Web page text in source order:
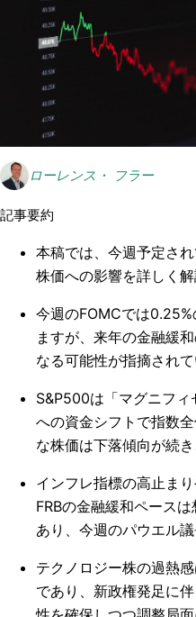
ローレンス・ フラー
記事要約
本稿では、今週予定さ
株価への影響​を詳しく解
今週のFOMCでは
ますが、来年の金融緩
なる可能性が指摘されて
S&P500は「マグニフ
への資金シフトで指数
な株価は下落傾向が続
インフレ指標の高止ま
FRBの金融緩和ペース
あり、今週のパウエル
テクノロジー株の過熱
であり、新政権発足に